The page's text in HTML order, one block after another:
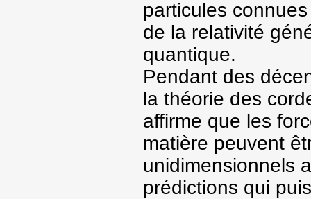
particules
de la relativité
quantique.
Pendant des
la théorie des
affirme que les
matière peuvent
unidimensionnels
prédictions qui